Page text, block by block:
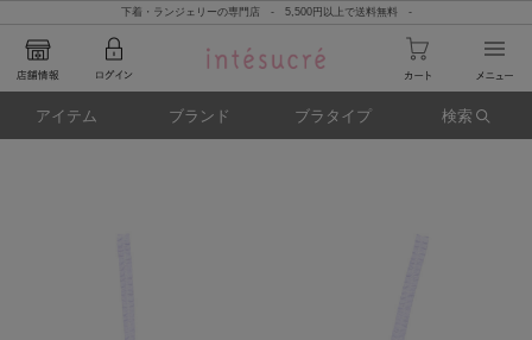
下着・ランジェリーの専門店 - 5,500円以上で送料無料 -
アイテム ブランド ブラタイプ 検索